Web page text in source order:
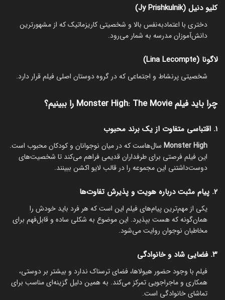
کلیو دنیل (Jy Prishkulnik)
دختری با اعتمادبه‌نفس بالا و شخصیتی کاریزماتیک که از مشهورترین
دانش‌آموزان مدرسه به شمار می‌رود.
لاگونا (Lina Lecompte)
شخصیتی پرنشاط و اجتماعی که در گروه دوستان اصلی فیلم قرار دارد.
چرا باید فیلم Monster High: The Movie را ببینیم؟
۱. اقتباسی متفاوت از یک برند محبوب
Monster High سال‌هاست که در میان نوجوانان و کودکان محبوب است.
این فیلم فرصتی برای طرفداران قدیمی فراهم می‌کند تا شخصیت‌های
دوست‌داشتنی این مجموعه را در قالب لایو اکشن ببینند.
۲. پیام مثبت درباره هویت و پذیرش تفاوت‌ها
یکی از مهم‌ترین پیام‌های فیلم این است که هر فرد باید خودش را
همان‌گونه که هست بپذیرد. این موضوع به شکلی ساده و قابل‌فهم برای
مخاطبان نوجوان روایت می‌شود.
۳. فضایی شاد و خانوادگی
فیلم با وجود حضور هیولاها، فضای ترسناک ندارد و بیشتر بر دوستی،
همکاری و ماجراجویی تمرکز می‌کند. به همین دلیل گزینه‌ای مناسب برای
تماشای خانوادگی است.